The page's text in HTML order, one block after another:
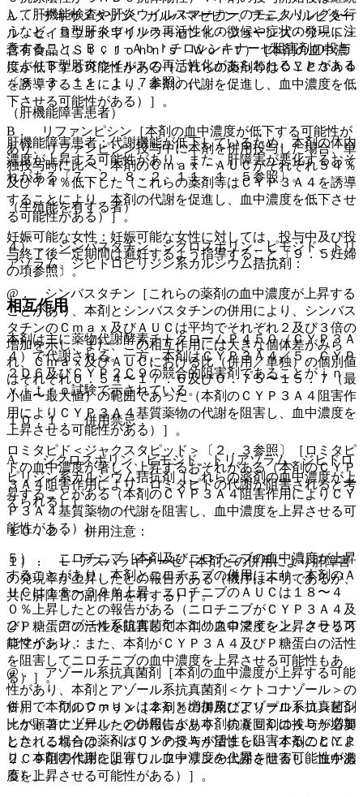
A． デキサメタゾン、カルバマゼピン、フェノバルビター
ル、セイヨウオトギリソウ＜セント・ジョーンズ・ワート＞
含有食品（Ｓｔ．Ｊｏｈｎ’ｓ Ｗｏｒｔ）［本剤の血中濃
度が低下する可能性がある（これらの薬剤等はＣＹＰ３Ａ４
を誘導することにより、本剤の代謝を促進し、血中濃度を低
下させる可能性がある）］。
B． リファンピシン［本剤の血中濃度が低下する可能性が
あり、リファンピシン投与中に本剤を併用投与した場合、単
独投与時に比べ、本剤のＣｍａｘ・ＡＵＣがそれぞれ５４％
及び７４％低下した（これらの薬剤等はＣＹＰ３Ａ４を誘導
することにより、本剤の代謝を促進し、血中濃度を低下させ
る可能性がある）］。
４）． シンバスタチン、シクロスポリン、ピモジド、トリ
アゾラム、ジヒドロピリジン系カルシウム拮抗剤：
@． シンバスタチン［これらの薬剤の血中濃度が上昇する
ことがあり、本剤とシンバスタチンの併用により、シンバス
タチンのＣｍａｘ及びＡＵＣは平均でそれぞれ２及び３倍の
増加を示し、また、この相互作用には大きな個体差がみら
れ、Ｃｍａｘ及びＡＵＣにおける比（併用／単独）の個別値
はそれぞれ０．５４〜１７．６及び０．７５〜１５．７（最
小値〜最大値）の範囲であった（本剤のＣＹＰ３Ａ４阻害作
用によりＣＹＰ３Ａ４基質薬物の代謝を阻害し、血中濃度を
上昇させる可能性がある）］。
A． シクロスポリン、ピモジド、トリアゾラム、ジヒドロ
ピリジン系カルシウム拮抗剤［これらの薬剤の血中濃度が上
昇することがある（本剤のＣＹＰ３Ａ４阻害作用によりＣＹ
Ｐ３Ａ４基質薬物の代謝を阻害し、血中濃度を上昇させる可
能性がある）］。
５）． ニロチニブ［本剤及びニロチニブの血中濃度が上昇
することがあり、本剤とニロチニブの併用により、本剤のＡ
ＵＣは１８〜３９％上昇、ニロチニブのＡＵＣは１８〜４
０％上昇したとの報告がある（ニロチニブがＣＹＰ３Ａ４及
びＰ糖蛋白の活性を阻害して本剤の血中濃度を上昇させる可
能性があり、また、本剤がＣＹＰ３Ａ４及びＰ糖蛋白の活性
を阻害してニロチニブの血中濃度を上昇させる可能性もあ
る）］。
６）． ワルファリン［本剤との併用によりプロトロンビン
比が顕著に上昇したとの報告があり、抗凝固剤の投与が必要
とされる場合は、ヘパリンの投与が望ましい（本剤のＣＹＰ
２Ｃ９阻害作用によりワルファリンの代謝を阻害し、血中濃
度を上昇させる可能性がある）］。
して肝機能検査や肝炎ウイルスマーカーのモニタリングを行
うなど、Ｂ型肝炎ウイルス再活性化の徴候や症状の発現に注
意すること。Ｂｃｒ−Ａｂｌチロシンキナーゼ阻害剤の投与
によりＢ型肝炎ウイルスの再活性化があらわれることがある
〔８．３、１１．１．７参照〕。
（肝機能障害患者）
肝機能障害患者：代謝機能が低下しているため、本剤の体内
濃度が上昇する可能性があり、また、肝障害が悪化するおそ
れがある〔７．２、８．２、１１．１．５参照〕。
（生殖能を有する者）
妊娠可能な女性：妊娠可能な女性に対しては、投与中及び投
与終了後一定期間は避妊するよう指導すること〔９．５妊婦
の項参照〕。
相互作用
本剤は主に薬物代謝酵素チトクロームＰ４５０（ＣＹＰ３Ａ
４）で代謝される。一方、本剤はＣＹＰ３Ａ４／５、ＣＹＰ
２Ｄ６及びＣＹＰ２Ｃ９の競合的阻害剤であることがｉｎ
ｖｉｔｒｏ試験で示されている。
１０．１． 併用禁忌：
ロミタピド＜ジャクスタピッド＞〔２．３参照〕［ロミタピ
ドの血中濃度が著しく上昇するおそれがある（本剤のＣＹＰ
３Ａ４阻害作用により、ロミタピドの代謝が阻害されると考
えられる）］。
１０．２． 併用注意：
１）． Ｌ−アスパラギナーゼ［本剤との併用により肝障害
の発現率が上昇したとの報告がある（機序は不明であるが、
共に肝障害の副作用を有する）］。
２）． アゾール系抗真菌剤、エリスロマイシン、クラリス
ロマイシン：
@． アゾール系抗真菌剤［本剤の血中濃度が上昇する可能
性があり、本剤とアゾール系抗真菌剤＜ケトコナゾール＞の
併用で本剤のＣｍａｘは２６％増加及びアゾール系抗真菌剤
＜ケトコナゾール＞の併用により本剤のＡＵＣは４０％増加
した（これらの薬剤はＣＹＰ３Ａ４活性を阻害することによ
り、本剤の代謝を阻害し、血中濃度を上昇させる可能性があ
る）］。